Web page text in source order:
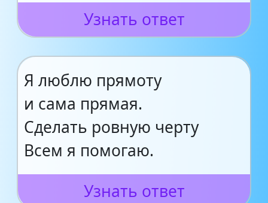
Узнать ответ
Я люблю прямоту
и сама прямая.
Сделать ровную черту
Всем я помогаю.
Узнать ответ